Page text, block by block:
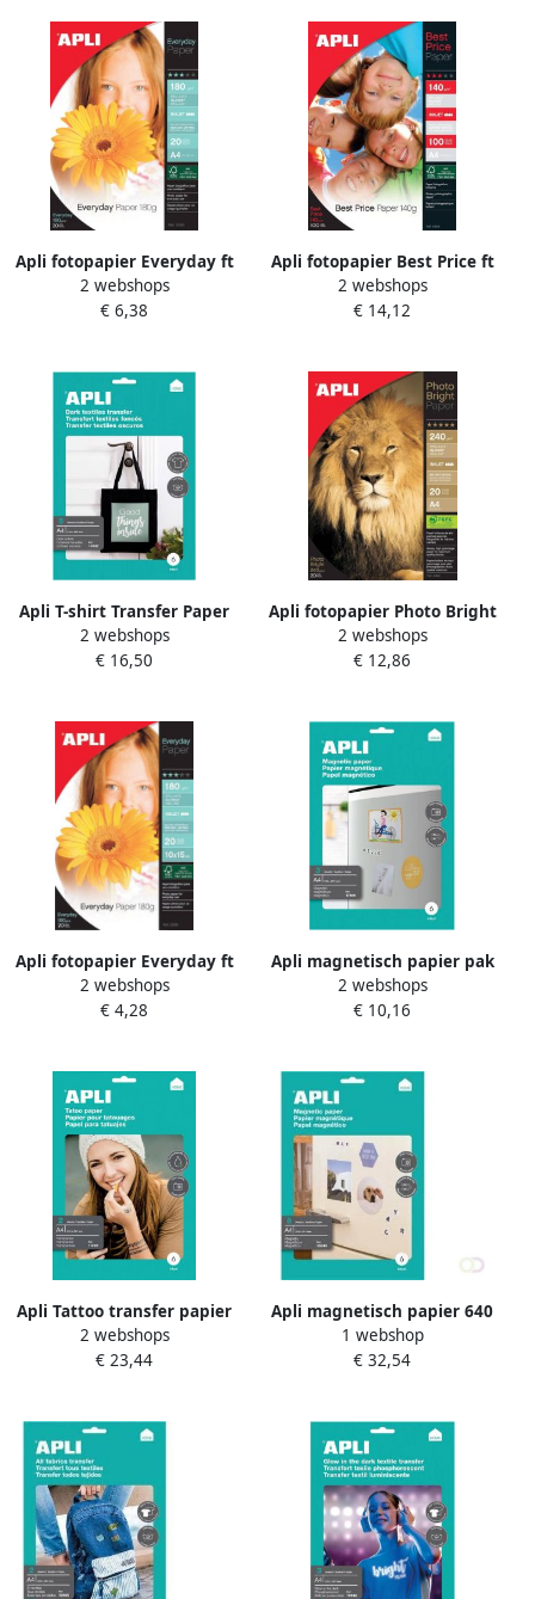
Apli fotopapier Everyday ft
A4 180 g pak van 20 vel
2 webshops
€ 6,38
Apli fotopapier Best Price ft
A4 140 g pak van 100 vel
2 webshops
€ 14,12
Apli T-shirt Transfer Paper
voor donker of zwart textiel
pak met 5 vellen
2 webshops
€ 16,50
Apli fotopapier Photo Bright
ft A4 240 g pak van 20 vel
2 webshops
€ 12,86
Apli fotopapier Everyday ft
10 x 15 cm 180 g pak van 20
vel
2 webshops
€ 4,28
Apli magnetisch papier pak
van 3 vellen
2 webshops
€ 10,16
Apli Tattoo transfer papier
pak met 2 vellen
2 webshops
€ 23,44
Apli magnetisch papier 640
g 8 vellen
1 webshop
€ 32,54